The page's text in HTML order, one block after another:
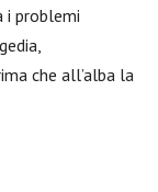
i problemi
che all’alba la